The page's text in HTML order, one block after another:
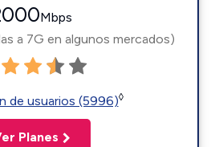
Mbps
a 7G en algunos mercados)
de usuarios (5996)◊
Planes